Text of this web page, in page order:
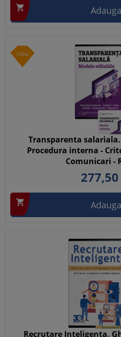

nou
Transparenta
Procedura interna -
Comunicari -
277,50

Recrutare Inteligenta.